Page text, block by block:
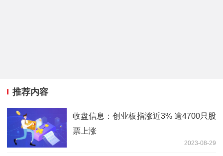
推荐内容
收盘信息：创业板指涨近3% 逾4700只股
票上涨
2023-08-29